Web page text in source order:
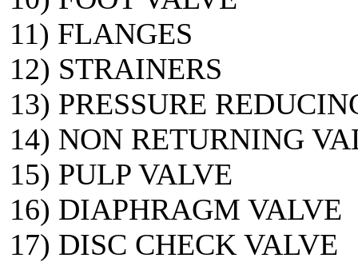
11) FLANGES
12) STRAINERS
13) PRESSURE
14) NON RETURNING
15) PULP VALVE
16) DIAPHRAGM VALVE
17) DISC CHECK VALVE